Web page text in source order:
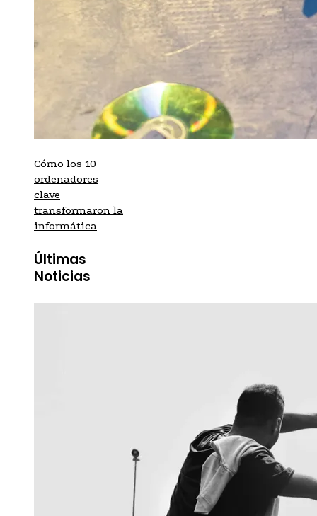
Cómo los 10
ordenadores
clave
transformaron la
informática
Últimas
Noticias